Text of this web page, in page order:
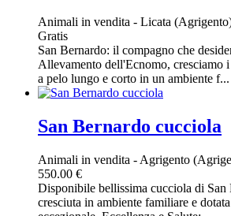
Animali in vendita - Licata
Gratis
San Bernardo: il compagno che
Allevamento dell'Ecnomo, cresciamo
a pelo lungo e corto in un ambiente f...
San Bernardo cucciola
Animali in vendita - Agrigento
550.00 €
Disponibile bellissima cucciola di San
cresciuta in ambiente familiare e